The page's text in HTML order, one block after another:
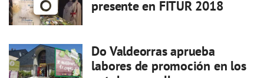
presente en FITUR 2018
Do Valdeorras aprueba
labores de promoción en los